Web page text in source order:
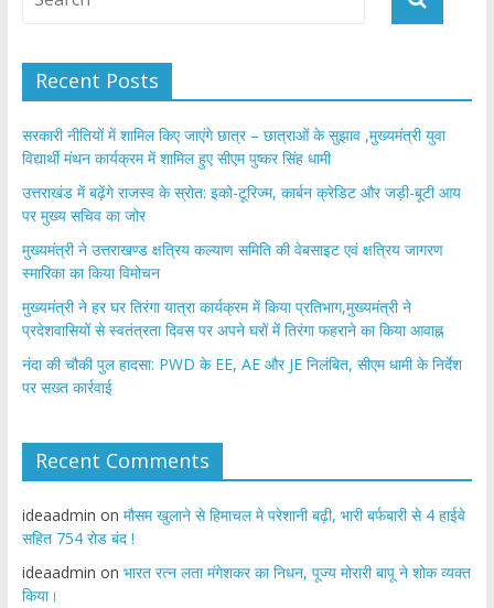
Recent Posts
सरकारी नीतियों में शामिल किए जाएंगे छात्र – छात्राओं के सुझाव ,मुख्यमंत्री युवा
विद्यार्थी मंथन कार्यक्रम में शामिल हुए सीएम पुष्कर सिंह धामी
उत्तराखंड में बढ़ेंगे राजस्व के स्रोत: इको-टूरिज्म, कार्बन क्रेडिट और जड़ी-बूटी आय
पर मुख्य सचिव का जोर
मुख्यमंत्री ने उत्तराखण्ड क्षत्रिय कल्याण समिति की वेबसाइट एवं क्षत्रिय जागरण
स्मारिका का किया विमोचन
मुख्यमंत्री ने हर घर तिरंगा यात्रा कार्यक्रम में किया प्रतिभाग,मुख्यमंत्री ने
प्रदेशवासियों से स्वतंत्रता दिवस पर अपने घरों में तिरंगा फहराने का किया आवाह्न
नंदा की चौकी पुल हादसा: PWD के EE, AE और JE निलंबित, सीएम धामी के निर्देश
पर सख्त कार्रवाई
Recent Comments
ideaadmin on मौसम खुलाने से हिमाचल मे परेशानी बढ़ी, भारी बर्फबारी से 4 हाईवे
सहित 754 रोड बंद !
ideaadmin on भारत रत्न लता मंगेशकर का निधन, पूज्य मोरारी बापू ने शोक व्यक्त
किया।